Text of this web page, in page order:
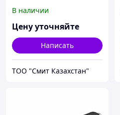
В наличии
Цену уточняйте
Написать
ТОО "Смит Казахстан"